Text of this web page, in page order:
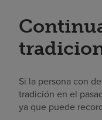
Si la persona con
tradición en el
ya que puede